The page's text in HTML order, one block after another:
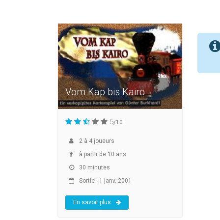
Vom Kap bis Kairo
5/10
2 à 4 joueurs
à partir de 10 ans
30 minutes
Sortie : 1 janv. 2001
En savoir plus